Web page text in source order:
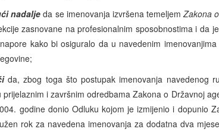
nadalje da se imenovanja izvršena temeljemZakona
zasnovane na profesionalnim sposobnostima i da
kako bi osiguralo da u navedenim
da, zbog toga što postupak imenovanja navedenog
prijelaznim i završnim odredbama Zakona o Državnoj
godine donio Odluku kojom je izmijenio i dopunio
rok za navedena imenovanja za dodatna dva